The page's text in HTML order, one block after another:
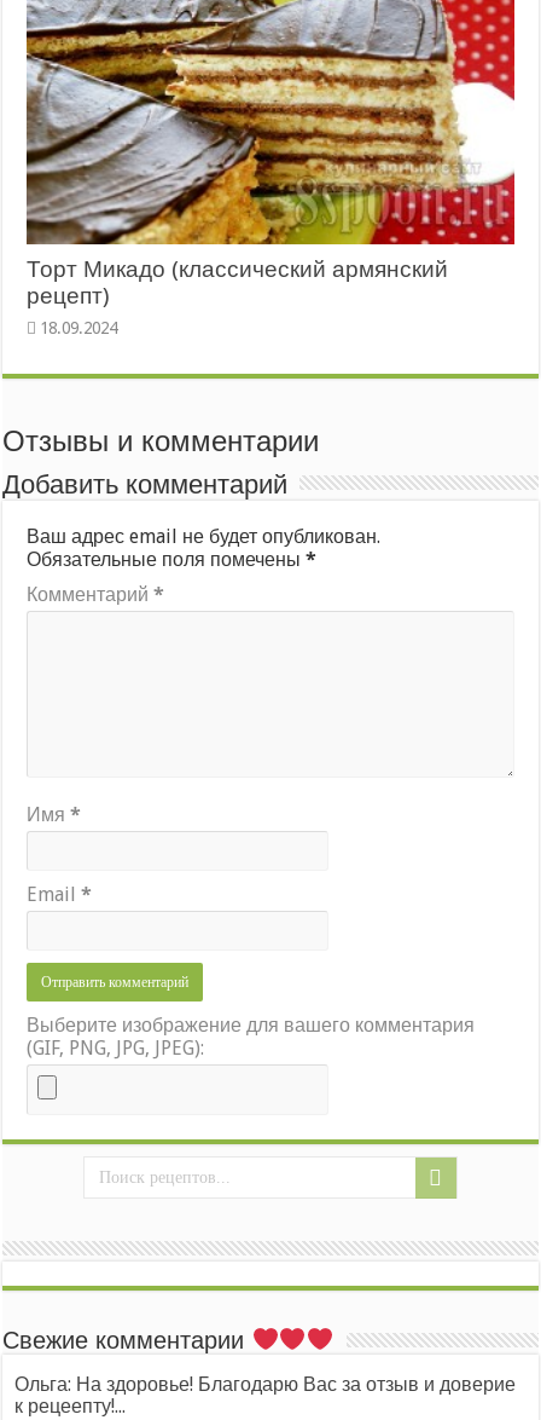
Торт Микадо (классический армянский
рецепт)
Отзывы и комментарии
Добавить комментарий
Ваш адрес email не будет опубликован.
Обязательные поля помечены*
Комментарий*
Имя*
Email*
Выберите изображение для вашего комментария
(GIF, PNG, JPG, JPEG):
Свежие комментарии
Ольга: На здоровье! Благодарю Вас за отзыв и доверие
к рецеепту!...